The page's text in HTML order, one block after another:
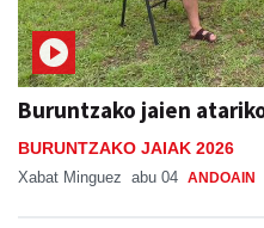
Buruntzako jaien
BURUNTZAKO JAIAK 2026
Xabat Minguez abu 04 ANDOAIN